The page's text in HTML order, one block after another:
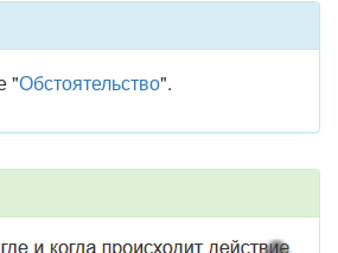
"Обстоятельство".